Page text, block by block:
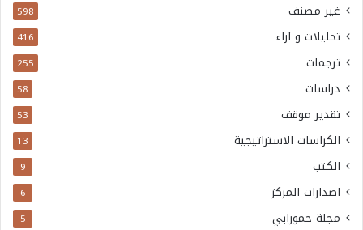
غير مصنف 598
تحليلات و آراء 416
ترجمات 255
دراسات 58
تقدير موقف 53
الكراسات الاستراتيجية 13
الكتب 9
اصدارات المركز 6
مجلة حمورابي 5